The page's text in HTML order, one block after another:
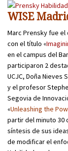
WISE
Marc Prensky fue
con el título «
en el campus del
participaron 2
UCJC, Doña Nieves
y el profesor
Segovia de
«Unleashing the
partir del minuto 30
síntesis de sus
de modificar el